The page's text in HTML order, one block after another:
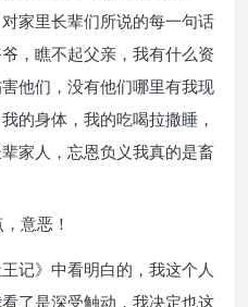
家里长辈们所说的每一句话
，瞧不起父亲，我有什么资
他们，没有他们哪里有我现
的身体，我的吃喝拉撒睡，
家人，忘恩负义我真的是畜
意恶！
记》中看明白的，我这个人
了是深受触动，我决定也这